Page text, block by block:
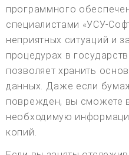
программного
специалистами «УСУ-
неприятных ситуаций и
процедурах в
позволяет хранить
данных. Даже если
поврежден, вы сможете
необходимую
копий.